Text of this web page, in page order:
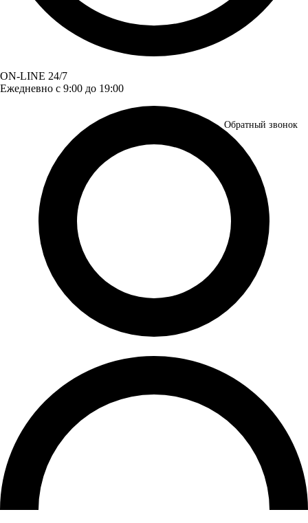
ON-LINE 24/7
Ежедневно с 9:00 до 19:00
Обратный звонок